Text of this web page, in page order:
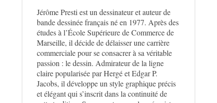
Jérôme Presti est un dessinateur et auteur de
bande dessinée français né en 1977. Après des
études à l’École Supérieure de Commerce de
Marseille, il décide de délaisser une carrière
commerciale pour se consacrer à sa véritable
passion : le dessin. Admirateur de la ligne
claire popularisée par Hergé et Edgar P.
Jacobs, il développe un style graphique précis
et élégant qui s’inscrit dans la continuité de